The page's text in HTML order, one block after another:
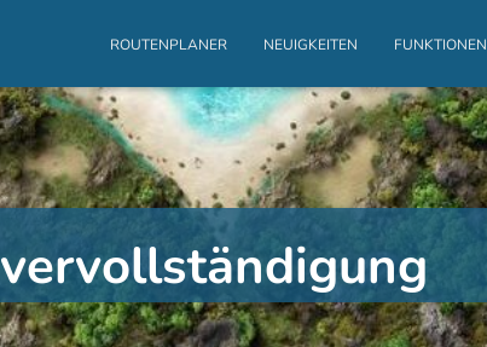
ROUTENPLANER NEUIGKEITEN FUNKTIONEN
vervollständigung